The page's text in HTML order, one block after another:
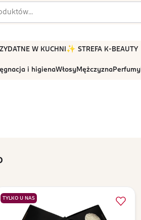
W KUCHNI ✨ STREFA K-BEAUTY
i higienaWłosyMężczyznaPerfumy
TYLKO U NAS